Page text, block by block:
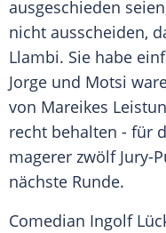
ausgeschieden
nicht ausscheiden,
Llambi. Sie habe
Jorge und Motsi
von Mareikes
recht behalten - für
magerer zwölf Jury-
nächste Runde.
Comedian Ingolf